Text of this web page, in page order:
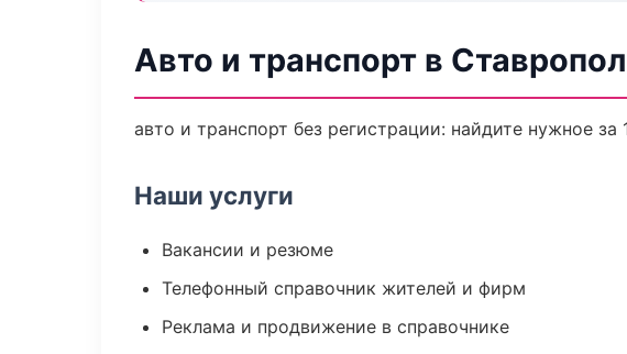
Авто и транспорт в
авто и транспорт без регистрации: найдите нужное
Наши услуги
Вакансии и резюме
Телефонный справочник жителей и фирм
Реклама и продвижение в справочнике